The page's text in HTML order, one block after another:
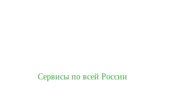
Сервисы по всей России